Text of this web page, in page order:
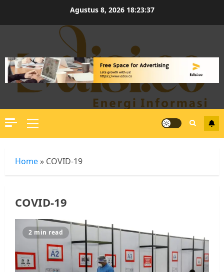
Agustus 8, 2026 18:23:38
Primary
Menu
Home » COVID-19
COVID-19
2 min read